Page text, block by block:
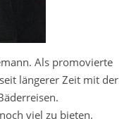
Als promovierte
längerer Zeit mit der
viel zu bieten.